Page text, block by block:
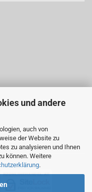
und andere
auch von
der Website zu
zu analysieren und Ihnen
können. Weitere
.